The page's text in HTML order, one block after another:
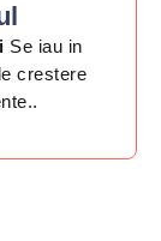
Se iau in
crestere